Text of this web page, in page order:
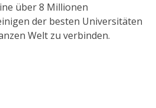
über 8 Millionen
der besten Universitäten
Welt zu verbinden.